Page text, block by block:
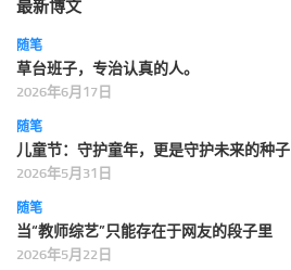
最新博文
随笔
草台班子，专治认真的人。
2026年6月17日
随笔
儿童节：守护童年，更是守护未来的种子
2026年5月31日
随笔
当“教师综艺”只能存在于网友的段子里
2026年5月22日